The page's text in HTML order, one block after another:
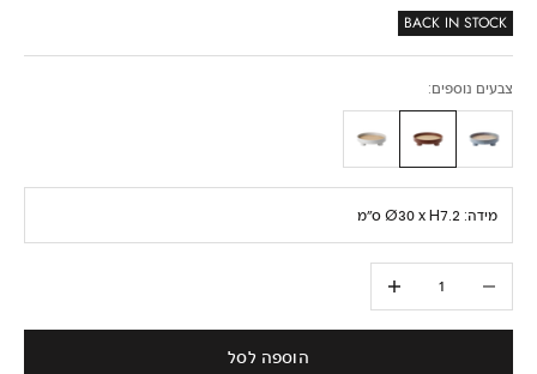
BACK IN STOCK
צבעים נוספים:
מידה: Ø30 x H7.2 ס״מ
הוספה לסל